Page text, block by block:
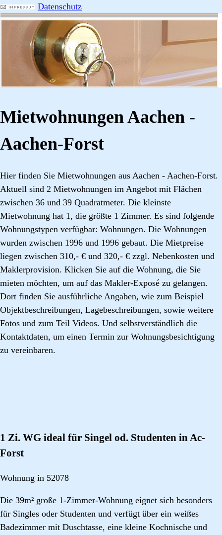
Datenschutz
Mietwohnungen Aachen -
Aachen-Forst
Hier finden Sie Mietwohnungen aus Aachen - Aachen-Forst.
Aktuell sind 2 Mietwohnungen im Angebot mit Flächen
zwischen 36 und 39 Quadratmeter. Die kleinste
Mietwohnung hat 1, die größte 1 Zimmer. Es sind folgende
Wohnungstypen verfügbar: Wohnungen. Die Wohnungen
wurden zwischen 1996 und 1996 gebaut. Die Mietpreise
liegen zwischen 310,- € und 320,- € zzgl. Nebenkosten und
Maklerprovision. Klicken Sie auf die Wohnung, die Sie
mieten möchten, um auf das Makler-Exposé zu gelangen.
Dort finden Sie ausführliche Angaben, wie zum Beispiel
Objektbeschreibungen, Lagebeschreibungen, sowie weitere
Fotos und zum Teil Videos. Und selbstverständlich die
Kontaktdaten, um einen Termin zur Wohnungsbesichtigung
zu vereinbaren.
1 Zi. WG ideal für Singel od. Studenten in Ac-
Forst
Wohnung in 52078
Die 39m² große 1-Zimmer-Wohnung eignet sich besonders
für Singles oder Studenten und verfügt über ein weißes
Badezimmer mit Duschtasse, eine kleine Kochnische und